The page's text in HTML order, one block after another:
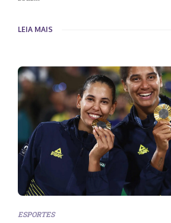
LEIA MAIS
ESPORTES